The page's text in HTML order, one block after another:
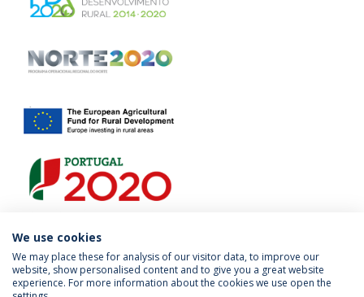
Política de Privacidade Termos & Condições
We use cookies
We may place these for analysis of our visitor data, to improve our
website, show personalised content and to give you a great website
experience. For more information about the cookies we use open the